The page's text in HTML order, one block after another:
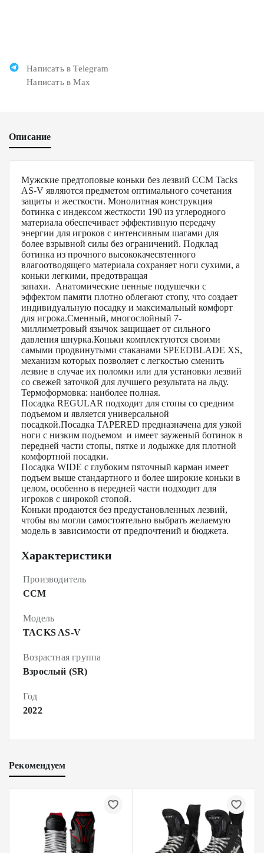
Написать в Telegram
Написать в Max
Описание
Мужские предтоповые коньки без лезвий ССM Tacks
AS-V являются предметом оптимального сочетания
защиты и жесткости. Монолитная конструкция
ботинка с индексом жесткости 190 из углеродного
материала обеспечивает эффективную передачу
энергии для игроков с интенсивным шагами для
более взрывной силы без ограничений. Подклад
ботинка из прочного высококачесвтенного
влагоотводящего материала сохраняет ноги сухими, а
коньки легкими, предотвращая
запахи. Анатомические пенные подушечки с
эффектом памяти плотно облегают стопу, что создает
индивидуальную посадку и максимальный комфорт
для игрока.Сменный, многослойный 7-
миллиметровый язычок защищает от сильного
давления шнурка.Коньки комплектуются своими
самыми продвинутыми стаканами SPEEDBLADE XS,
механизм которых позволяет с легкостью сменить
лезвие в случае их поломки или для установки лезвий
со свежей заточкой для лучшего результата на льду.
Термоформовка: наиболее полная.
Посадка REGULAR подходит для стопы со средним
подъемом и является универсальной
посадкой.Посадка TAPERED предназначена для узкой
ноги с низким подъемом и имеет зауженый ботинок в
передней части стопы, пятке и лодыжке для плотной
комфортной посадки.
Посадка WIDE с глубоким пяточный карман имеет
подъем выше стандартного и более широкие коньки в
целом, особенно в передней части подходит для
игроков с широкой стопой.
Коньки продаются без предустановленных лезвий,
чтобы вы могли самостоятельно выбрать желаемую
модель в зависимости от предпочтений и бюджета.
Характеристики
Производитель
CCM
Модель
TACKS AS-V
Возрастная группа
Взрослый (SR)
Год
2022
Рекомендуем